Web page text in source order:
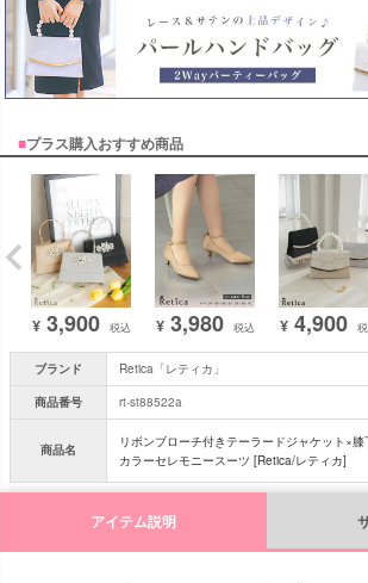
須
)
■プラス購入おすすめ商品
¥ 3,900 税込 ¥ 3,980 税込 ¥ 4,900
ブランド
Retica「レティカ」
商品番号
rt-st88522a
商品名
リボンブローチ付きテーラードジャケット×
カラーセレモニースーツ [Retica/レティカ]
アイテム説明